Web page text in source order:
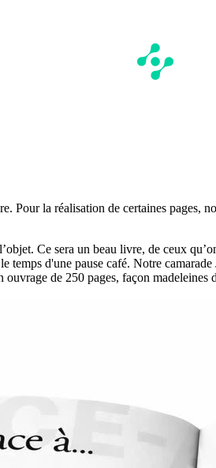
Pour la réalisation de certaines pages,
Ce sera un beau livre, de ceux
d'une pause café. Notre
ouvrage de 250 pages, façon madeleines